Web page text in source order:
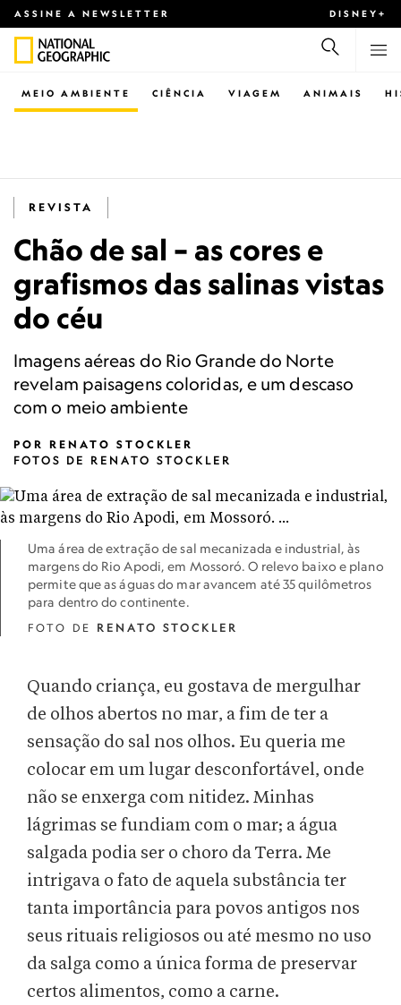
ASSINE A NEWSLETTER DISNEY+
CIÊNCIA VIAGEM ANIMAIS
MEIO AMBIENTE
REVISTA
Chão de sal – as cores e
grafismos das salinas vistas
do céu
Imagens aéreas do Rio Grande do Norte
revelam paisagens coloridas, e um descaso
com o meio ambiente
POR RENATO STOCKLER
FOTOS DE RENATO STOCKLER
Uma área de extração de sal mecanizada e industrial, às
margens do Rio Apodi, em Mossoró. O relevo baixo e plano
permite que as águas do mar avancem até 35 quilômetros
para dentro do continente.
FOTO DE RENATO STOCKLER
Quando criança, eu gostava de mergulhar
de olhos abertos no mar, a fim de ter a
sensação do sal nos olhos. Eu queria me
colocar em um lugar desconfortável, onde
não se enxerga com nitidez. Minhas
lágrimas se fundiam com o mar; a água
salgada podia ser o choro da Terra. Me
intrigava o fato de aquela substância ter
tanta importância para povos antigos nos
seus rituais religiosos ou até mesmo no uso
da salga como a única forma de preservar
certos alimentos, como a carne.